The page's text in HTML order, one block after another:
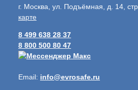
г. Москва, ул. Подъёмная, д. 14,
карте
8 499 638 28 37
8 800 500 80 47
Email: info@evrosafe.ru